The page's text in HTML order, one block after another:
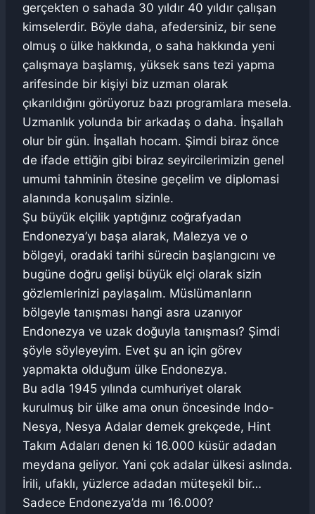
gerçekten o sahada 30 yıldır 40 yıldır çalışan
kimselerdir. Böyle daha, afedersiniz, bir sene
olmuş o ülke hakkında, o saha hakkında yeni
çalışmaya başlamış, yüksek sans tezi yapma
arifesinde bir kişiyi biz uzman olarak
çıkarıldığını görüyoruz bazı programlara mesela.
Uzmanlık yolunda bir arkadaş o daha. İnşallah
olur bir gün. İnşallah hocam. Şimdi biraz önce
de ifade ettiğin gibi biraz seyircilerimizin genel
umumi tahminin ötesine geçelim ve diplomasi
alanında konuşalım sizinle.
Şu büyük elçilik yaptığınız coğrafyadan
Endonezya’yı başa alarak, Malezya ve o
bölgeyi, oradaki tarihi sürecin başlangıcını ve
bugüne doğru gelişi büyük elçi olarak sizin
gözlemlerinizi paylaşalım. Müslümanların
bölgeyle tanışması hangi asra uzanıyor
Endonezya ve uzak doğuyla tanışması? Şimdi
şöyle söyleyeyim. Evet şu an için görev
yapmakta olduğum ülke Endonezya.
Bu adla 1945 yılında cumhuriyet olarak
kurulmuş bir ülke ama onun öncesinde Indo-
Nesya, Nesya Adalar demek grekçede, Hint
Takım Adaları denen ki 16.000 küsür adadan
meydana geliyor. Yani çok adalar ülkesi aslında.
İrili, ufaklı, yüzlerce adadan müteşekil bir…
Sadece Endonezya’da mı 16.000?